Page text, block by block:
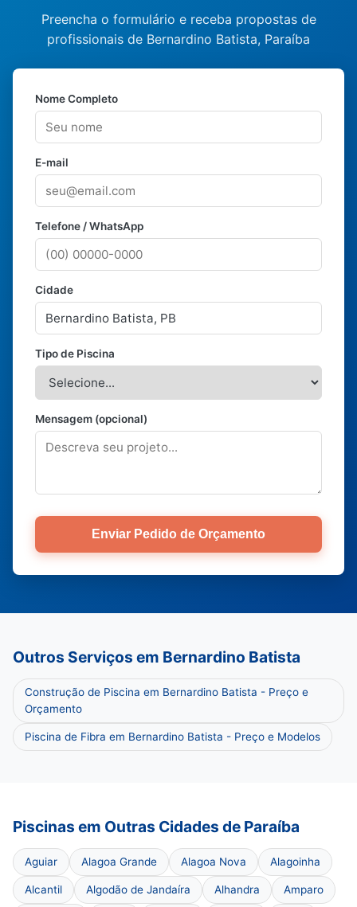
Preencha o formulário e receba propostas de
profissionais de Bernardino Batista, Paraíba
Nome Completo
E-mail
Telefone / WhatsApp
Cidade
Tipo de Piscina
Mensagem (opcional)
Enviar Pedido de Orçamento
Outros Serviços em Bernardino Batista
Construção de Piscina em Bernardino Batista - Preço e
Orçamento
Piscina de Fibra em Bernardino Batista - Preço e Modelos
Piscinas em Outras Cidades de Paraíba
Aguiar Alagoa Grande Alagoa Nova Alagoinha
Alcantil Algodão de Jandaíra Alhandra Amparo